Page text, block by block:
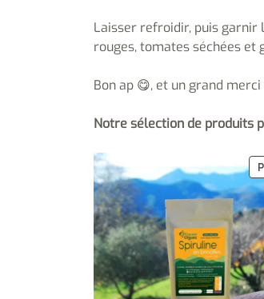
Laisser refroidir, puis garnir
rouges, tomates séchées et
Bon ap 😋, et un grand merci
Notre sélection de produits